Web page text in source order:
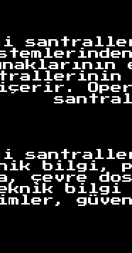
içerir.
bilgi,
çevre
bilgi